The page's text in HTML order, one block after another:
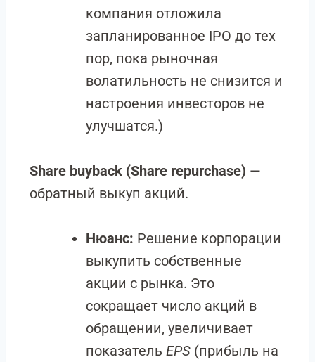
компания отложила
запланированное IPO до тех
пор, пока рыночная
волатильность не снизится и
настроения инвесторов не
улучшатся.)
Share buyback (Share repurchase) —
обратный выкуп акций.
Нюанс: Решение корпорации
выкупить собственные
акции с рынка. Это
сокращает число акций в
обращении, увеличивает
показатель EPS (прибыль на